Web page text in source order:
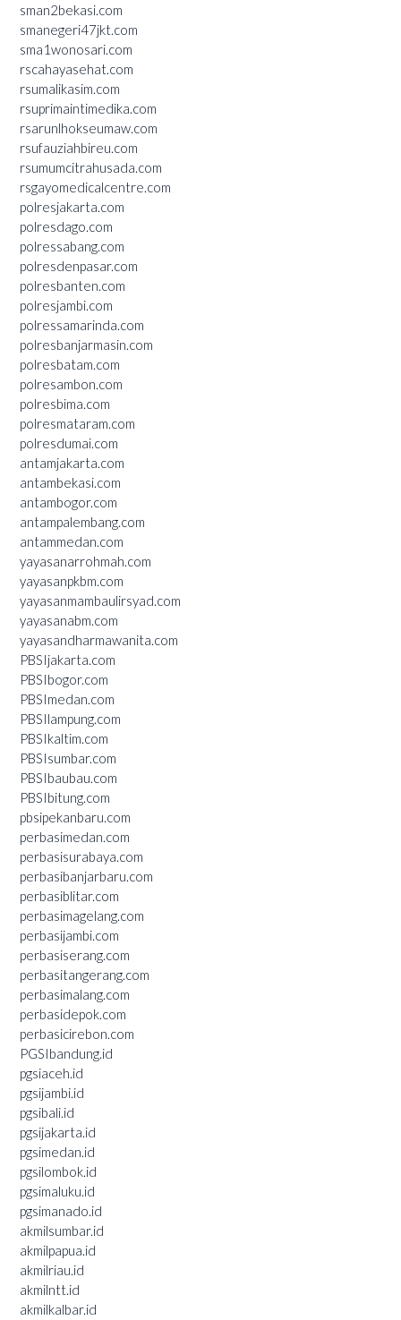
sman2bekasi.com
smanegeri47jkt.com
sma1wonosari.com
rscahayasehat.com
rsumalikasim.com
rsuprimaintimedika.com
rsarunlhokseumaw.com
rsufauziahbireu.com
rsumumcitrahusada.com
rsgayomedicalcentre.com
polresjakarta.com
polresdago.com
polressabang.com
polresdenpasar.com
polresbanten.com
polresjambi.com
polressamarinda.com
polresbanjarmasin.com
polresbatam.com
polresambon.com
polresbima.com
polresmataram.com
polresdumai.com
antamjakarta.com
antambekasi.com
antambogor.com
antampalembang.com
antammedan.com
yayasanarrohmah.com
yayasanpkbm.com
yayasanmambaulirsyad.com
yayasanabm.com
yayasandharmawanita.com
PBSIjakarta.com
PBSIbogor.com
PBSImedan.com
PBSIlampung.com
PBSIkaltim.com
PBSIsumbar.com
PBSIbaubau.com
PBSIbitung.com
pbsipekanbaru.com
perbasimedan.com
perbasisurabaya.com
perbasibanjarbaru.com
perbasiblitar.com
perbasimagelang.com
perbasijambi.com
perbasiserang.com
perbasitangerang.com
perbasimalang.com
perbasidepok.com
perbasicirebon.com
PGSIbandung.id
pgsiaceh.id
pgsijambi.id
pgsibali.id
pgsijakarta.id
pgsimedan.id
pgsilombok.id
pgsimaluku.id
pgsimanado.id
akmilsumbar.id
akmilpapua.id
akmilriau.id
akmilntt.id
akmilkalbar.id